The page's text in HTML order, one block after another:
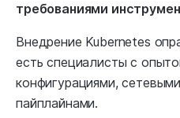
требованиями
Внедрение Kubernetes
есть специалисты с
конфигурациями,
пайплайнами.